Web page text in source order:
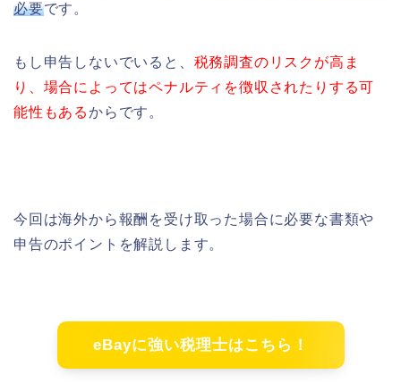
必要です。
もし申告しないでいると、 税務調査のリスクが高ま
り、場合によってはペナルティを徴収されたりする可
能性もあるからです。
今回は海外から報酬を受け取った場合に必要な書類や
申告のポイントを解説します。
eBayに強い税理士はこちら！